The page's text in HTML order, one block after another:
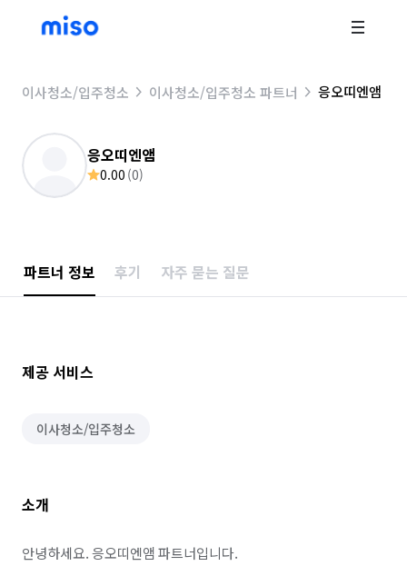
이사청소/입주청소 이사청소/입주청소 파트너 응오띠엔앰
응오띠엔앰
0.00 (0)
파트너 정보 후기 자주 묻는 질문
제공 서비스
이사청소/입주청소
소개
안녕하세요. 응오띠엔앰 파트너입니다.